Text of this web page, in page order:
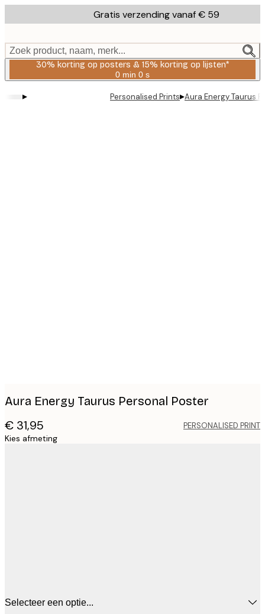
to
content.
Gratis verzending vanaf € 59
Zoek product, naam, merk...
30% korting op posters & 15% korting op lijsten*
0 min 0 s
Geldig
2026-
▸ Personalised Prints▸Aura Energy Taurus
Aura Energy Taurus Personal Poster
€ 31,95 PERSONALISED PRINT
Kies afmeting
Selecteer een optie...